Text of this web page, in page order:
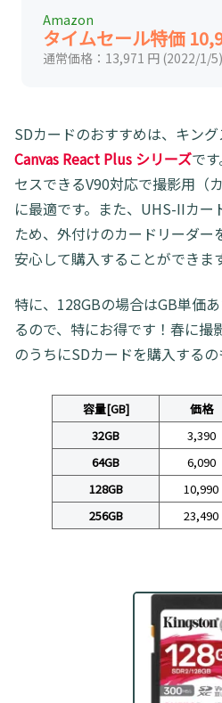
Amazon
タイムセール特価
通常価格：13,971 円 (2022/1/5)
SDカードのおすすめは、キン
Canvas React Plus シリーズで
セスできるV90対応で撮影用（
に最適です。また、UHS-IIカー
ため、外付けのカードリーダー
安心して購入することができます
特に、128GBの場合はGB単価
るので、特にお得です！春に撮
のうちにSDカードを購入するの
容量[GB] 価格
32GB
3,390
64GB
6,090
128GB
10,990
256GB
23,490